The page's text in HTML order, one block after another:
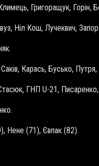
Григоращук,
Ніл Кош, Лучеквич,
Карась, Бусько,
ГНП U-21,
Нене (71), Євпак (82).